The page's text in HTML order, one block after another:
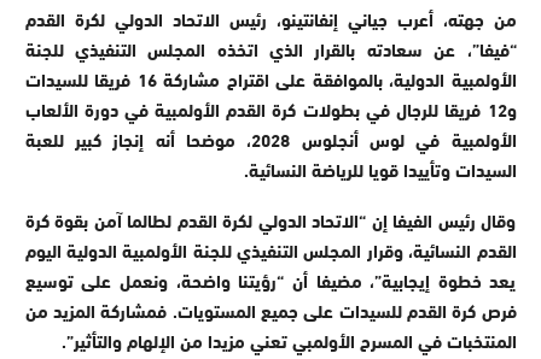
من جهته، أعرب جياني إنفانتينو، رئيس الاتحاد الدولي لكرة القدم
“فيفا”، عن سعادته بالقرار الذي اتخذه المجلس التنفيذي للجنة
الأولمبية الدولية، بالموافقة على اقتراح مشاركة 16 فريقا للسيدات
و12 فريقا للرجال في بطولات كرة القدم الأولمبية في دورة الألعاب
الأولمبية في لوس أنجلوس 2028، موضحا أنه إنجاز كبير للعبة
السيدات وتأييدا قويا للرياضة النسائية.
وقال رئيس الفيفا إن “الاتحاد الدولي لكرة القدم لطالما آمن بقوة كرة
القدم النسائية، وقرار المجلس التنفيذي للجنة الأولمبية الدولية اليوم
يعد خطوة إيجابية”، مضيفا أن “رؤيتنا واضحة، ونعمل على توسيع
فرص كرة القدم للسيدات على جميع المستويات. فمشاركة المزيد من
المنتخبات في المسرح الأولمبي تعني مزيدا من الإلهام والتأثير”.